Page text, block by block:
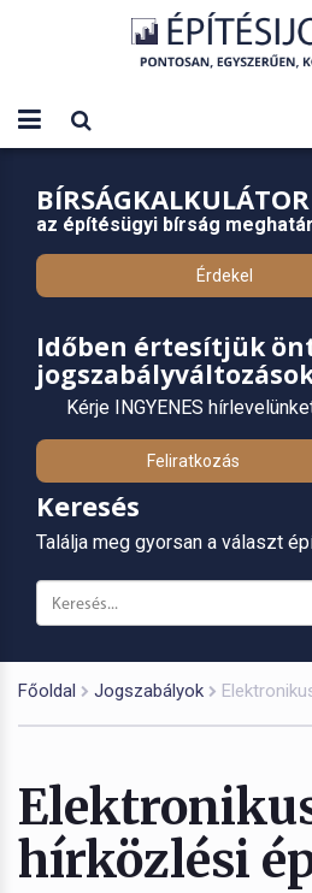
BÍRSÁGKALKULÁTOR
az építésügyi bírság
Érdekel
Időben értesítjük
Kérje INGYENES
Feliratkozás
Keresés
Találja meg gyorsan a választ
Főoldal Jogszabályok
hírközlési